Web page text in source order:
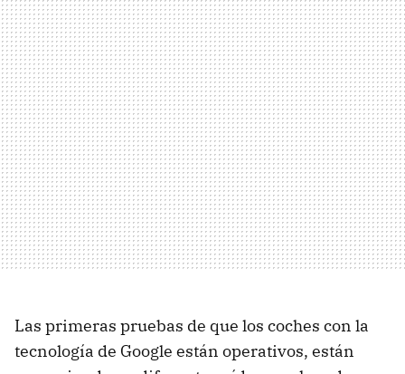
Las primeras pruebas de que los coches con la
tecnología de Google están operativos, están